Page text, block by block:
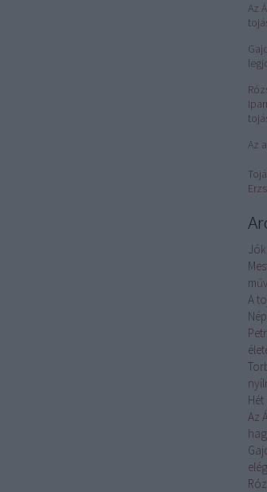
Az
Az
A
Az